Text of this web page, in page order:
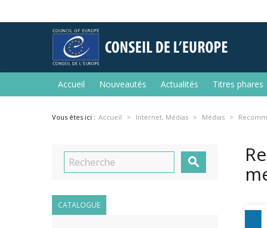
Accueil Nouveautés Actualités Titres phares
Vous êtes ici : Accueil Internet, Médias Médias

CATALOGUE